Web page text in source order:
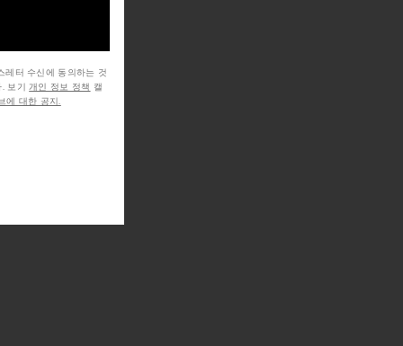
레터 수신에 동의하는 것
. 보기개인 정보 정책
에 대한 공지.